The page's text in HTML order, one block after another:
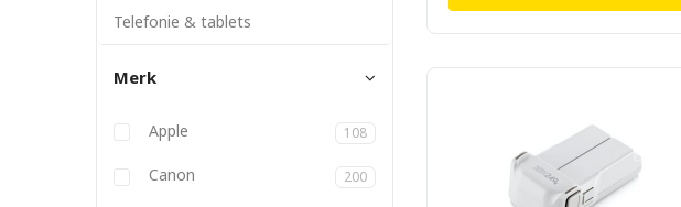
Telefonie & tablets
Merk
Anbernic
Apple 108
Atlona
Aukey
Backbone
Belkin
BizLink
Blackmagic
Bose
Canon 200